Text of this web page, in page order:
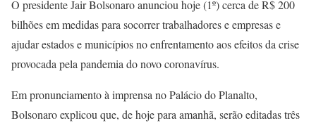
O presidente Jair Bolsonaro anunciou hoje (1º) cerca de R$ 200
bilhões em medidas para socorrer trabalhadores e empresas e
ajudar estados e municípios no enfrentamento aos efeitos da crise
provocada pela pandemia do novo coronavírus.
Em pronunciamento à imprensa no Palácio do Planalto,
Bolsonaro explicou que, de hoje para amanhã, serão editadas três